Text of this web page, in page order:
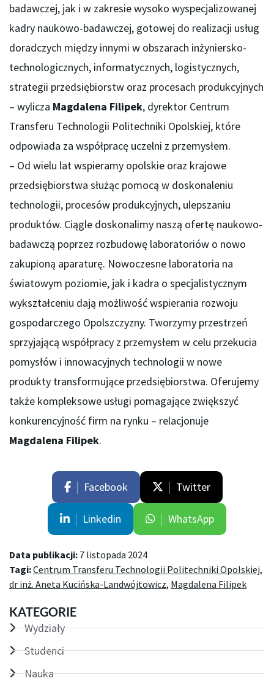
badawczej, jak i w zakresie wysoko wyspecjalizowanej
kadry naukowo-badawczej, gotowej do realizacji usług
doradczych między innymi w obszarach inżyniersko-
technologicznych, informatycznych, logistycznych,
strategii przedsiębiorstw oraz procesach produkcyjnych
– wylicza Magdalena Filipek, dyrektor Centrum
Transferu Technologii Politechniki Opolskiej, które
odpowiada za współpracę uczelni z przemysłem.
– Od wielu lat wspieramy opolskie oraz krajowe
przedsiębiorstwa służąc pomocą w doskonaleniu
technologii, procesów produkcyjnych, ulepszaniu
produktów. Ciągle doskonalimy naszą ofertę naukowo-
badawczą poprzez rozbudowę laboratoriów o nowo
zakupioną aparaturę. Nowoczesne laboratoria na
światowym poziomie, jak i kadra o specjalistycznym
wykształceniu dają możliwość wspierania rozwoju
gospodarczego Opolszczyzny. Tworzymy przestrzeń
sprzyjającą współpracy z przemysłem w celu przekucia
pomysłów i innowacyjnych technologii w nowe
produkty transformujące przedsiębiorstwa. Oferujemy
także kompleksowe usługi pomagające zwiększyć
konkurencyjność firm na rynku – relacjonuje
Magdalena Filipek.
Facebook Twitter
Linkedin WhatsApp
Data publikacji: 7 listopada 2024
Tagi:Centrum Transferu Technologii Politechniki Opolskiej,
dr inż. Aneta Kucińska-Landwójtowicz, Magdalena Filipek
KATEGORIE
Wydziały
Studenci
Nauka